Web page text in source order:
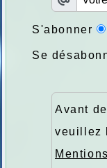
S'abonner
Se
Avant
veuillez